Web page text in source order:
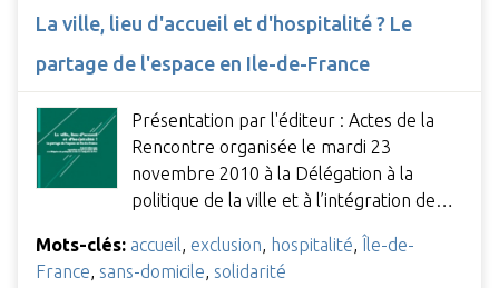
La ville, lieu d'accueil et d'hospitalité ? Le
partage de l'espace en Ile-de-France
Présentation par l'éditeur : Actes de la
Rencontre organisée le mardi 23
novembre 2010 à la Délégation à la
politique de la ville et à l’intégration de…
Mots-clés: accueil, exclusion, hospitalité, Île-de-
France, sans-domicile, solidarité